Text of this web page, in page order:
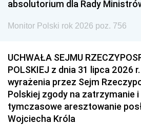
absolutorium dla Rady
Monitor Polski rok 2026 poz. 756
UCHWAŁA SEJMU
POLSKIEJ z dnia 31 lipca 2026
wyrażenia przez Sejm
Polskiej zgody na zatrzymanie i
tymczasowe aresztowanie
Wojciecha Króla